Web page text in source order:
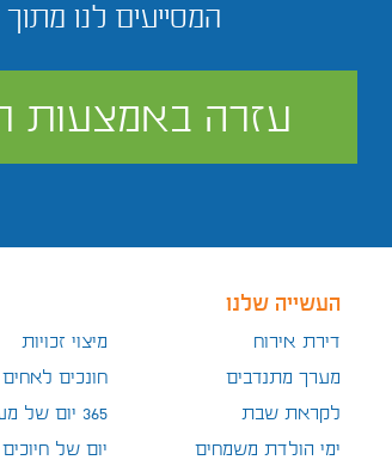
המסייעים לנו
עזרה באמצעות
העשייה שלנו
דירת אירוח
מערך מתנדבים
לקראת שבת
ימי הולדת משמחים
מיצוי זכויות
חונכים לאחים
365 יום של מעשים טובים
יום של חיוכים